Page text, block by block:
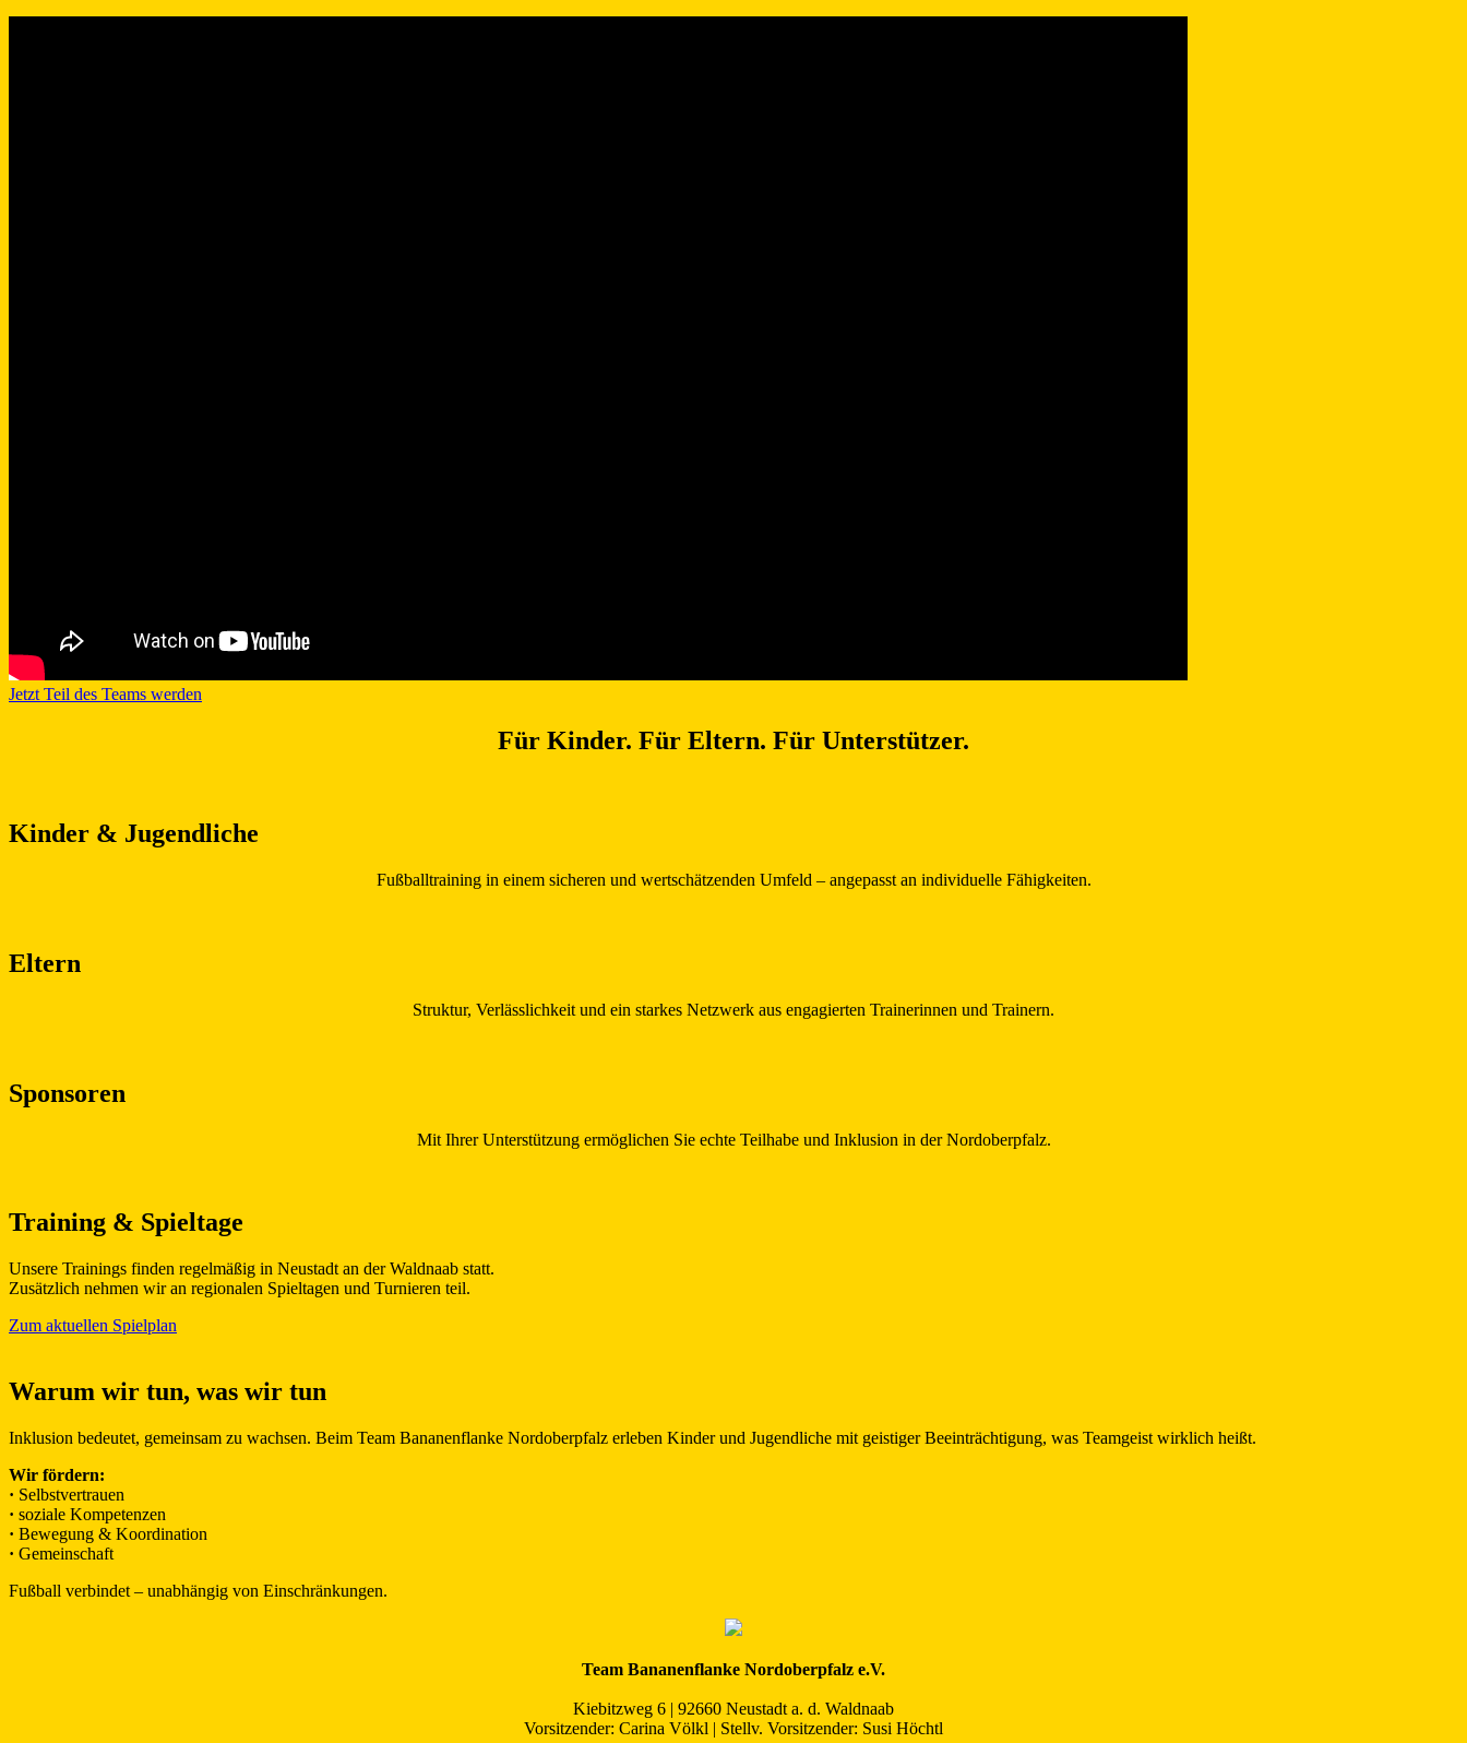
Jetzt Teil des Teams werden
Für Kinder. Für Eltern. Für Unterstützer.
Kinder & Jugendliche
Fußballtraining in einem sicheren und wertschätzenden Umfeld – angepasst an individuelle Fähigkeiten.
Eltern
Struktur, Verlässlichkeit und ein starkes Netzwerk aus engagierten Trainerinnen und Trainern.
Sponsoren
Mit Ihrer Unterstützung ermöglichen Sie echte Teilhabe und Inklusion in der Nordoberpfalz.
Training & Spieltage
Unsere Trainings finden regelmäßig in Neustadt an der Waldnaab statt.
Zusätzlich nehmen wir an regionalen Spieltagen und Turnieren teil.
Zum aktuellen Spielplan
Warum wir tun, was wir tun
Inklusion bedeutet, gemeinsam zu wachsen. Beim Team Bananenflanke Nordoberpfalz erleben Kinder und Jugendliche mit geistiger Beeinträchtigung, was Teamgeist wirklich heißt.
Wir fördern:
· Selbstvertrauen
· soziale Kompetenzen
· Bewegung & Koordination
· Gemeinschaft
Fußball verbindet – unabhängig von Einschränkungen.
Team Bananenflanke Nordoberpfalz e.V.
Kiebitzweg 6 | 92660 Neustadt a. d. Waldnaab
Vorsitzender: Carina Völkl | Stellv. Vorsitzender: Susi Höchtl